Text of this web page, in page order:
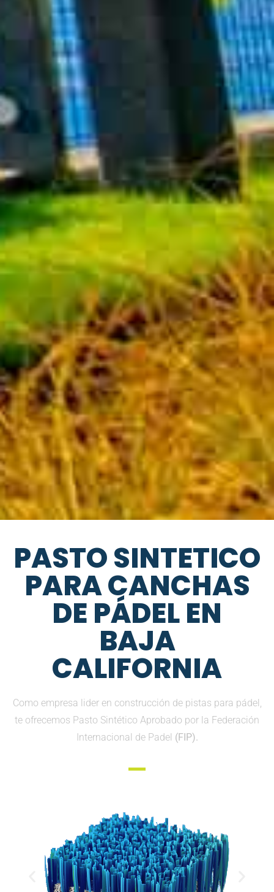
PASTO SINTETICO
PARA CANCHAS
DE PÁDEL EN
BAJA
CALIFORNIA
Como empresa lider en construcción de pistas para pádel,
te ofrecemos Pasto Sintético Aprobado por la Federación
Internacional de Padel (FIP).